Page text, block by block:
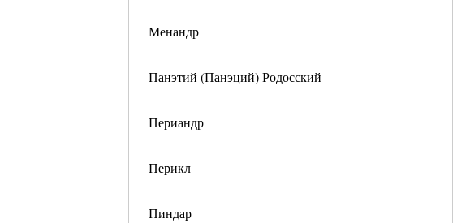
Менандр
Панэтий (Панэций) Родосский
Периандр
Перикл
Пиндар